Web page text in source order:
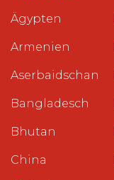
Ägypten
Armenien
Aserbaidschan
Bangladesch
Bhutan
China